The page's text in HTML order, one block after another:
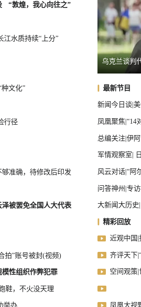
U17国足三连胜晋级半
“敦煌，我心向往之”
江水质持续“上分”
文化”
行径
准确，待修改后印发
被罢免全国人大代表
拍”账号被封(视频)
性组织作弊犯罪
鞋，不火没天理
举办
日本民众游
最新节目
新闻今日谈|
凤凰聚焦|“14
总编关注|伊
军情观察室|
风云对话|“阿
问答神州|专
大新闻大历
精彩回放
近观中国|
齐评天下
空间观策|
凤凰大视